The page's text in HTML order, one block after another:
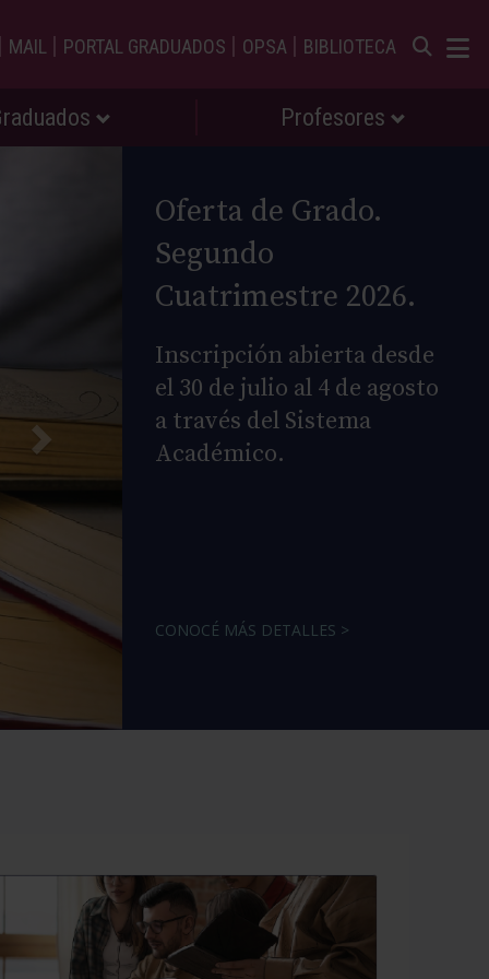
| MAIL | PORTAL GRADUADOS | OPSA | BIBLIOTECA
Profesores
Oferta de Grado.
Segundo
Cuatrimestre 2026.
Inscripción abierta desde
el 30 de julio al 4 de agosto
a través del Sistema
Académico.
CONOCÉ MÁS DETALLES >